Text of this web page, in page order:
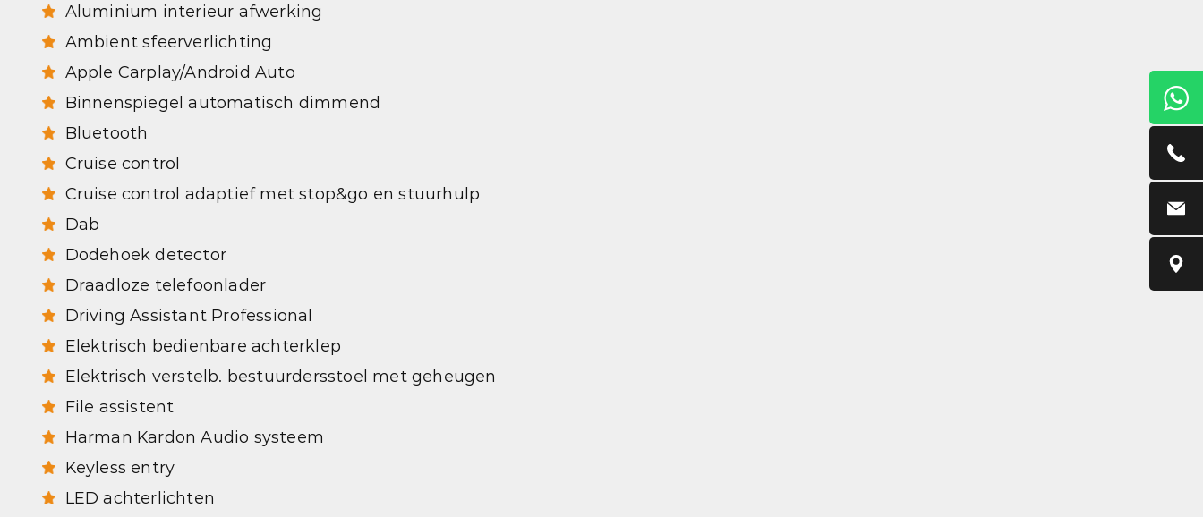
Aluminium interieur afwerking
Ambient sfeerverlichting
Apple Carplay/Android Auto
Binnenspiegel automatisch dimmend
Bluetooth
Cruise control
Cruise control adaptief met stop&go en stuurhulp
Dab
Dodehoek detector
Draadloze telefoonlader
Driving Assistant Professional
Elektrisch bedienbare achterklep
Elektrisch verstelb. bestuurdersstoel met geheugen
File assistent
Harman Kardon Audio systeem
Keyless entry
LED achterlichten